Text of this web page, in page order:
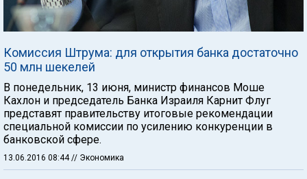
Комиссия Штрума: для открытия банка достаточно
50 млн шекелей
В понедельник, 13 июня, министр финансов Моше
Кахлон и председатель Банка Израиля Карнит Флуг
представят правительству итоговые рекомендации
специальной комиссии по усилению конкуренции в
банковской сфере.
13.06.2016 08:44// Экономика